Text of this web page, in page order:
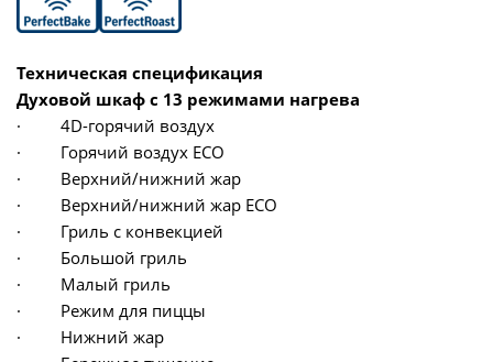
Техническая спецификация
Духовой шкаф с 13 режимами нагрева
· 4D-горячий воздух
· Горячий воздух ECO
· Верхний/нижний жар
· Верхний/нижний жар ECO
· Гриль с конвекцией
· Большой гриль
· Малый гриль
· Режим для пиццы
· Нижний жар